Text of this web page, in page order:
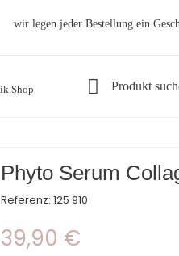
wir legen jeder Bestellung ein
Produkt
Phyto Serum
Referenz: 125 910
39,90 €